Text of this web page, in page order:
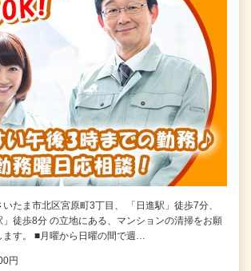
いたま市北区宮原町3丁目、 「日進駅」徒歩7分、
」徒歩8分 の立地にある、マンションの清掃をお願
ます。 ■月曜から日曜の間で週…
円